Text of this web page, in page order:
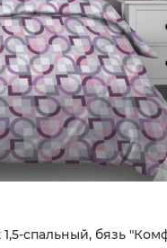
спальный, бязь